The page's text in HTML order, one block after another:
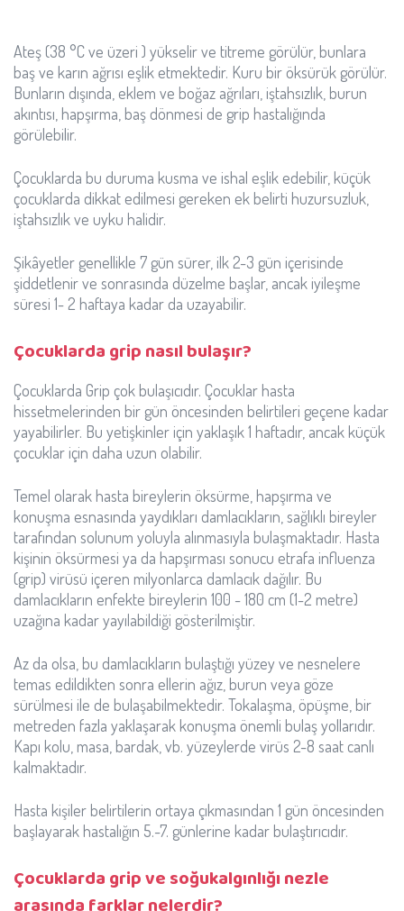
Ateş (38 °C ve üzeri ) yükselir ve titreme görülür, bunlara
baş ve karın ağrısı eşlik etmektedir. Kuru bir öksürük görülür.
Bunların dışında, eklem ve boğaz ağrıları, iştahsızlık, burun
akıntısı, hapşırma, baş dönmesi de grip hastalığında
görülebilir.
Çocuklarda bu duruma kusma ve ishal eşlik edebilir, küçük
çocuklarda dikkat edilmesi gereken ek belirti huzursuzluk,
iştahsızlık ve uyku halidir.
Şikâyetler genellikle 7 gün sürer, ilk 2-3 gün içerisinde
şiddetlenir ve sonrasında düzelme başlar, ancak iyileşme
süresi 1- 2 haftaya kadar da uzayabilir.
Çocuklarda grip nasıl bulaşır?
Çocuklarda Grip çok bulaşıcıdır. Çocuklar hasta
hissetmelerinden bir gün öncesinden belirtileri geçene kadar
yayabilirler. Bu yetişkinler için yaklaşık 1 haftadır, ancak küçük
çocuklar için daha uzun olabilir.
Temel olarak hasta bireylerin öksürme, hapşırma ve
konuşma esnasında yaydıkları damlacıkların, sağlıklı bireyler
tarafından solunum yoluyla alınmasıyla bulaşmaktadır. Hasta
kişinin öksürmesi ya da hapşırması sonucu etrafa influenza
(grip) virüsü içeren milyonlarca damlacık dağılır. Bu
damlacıkların enfekte bireylerin 100 - 180 cm (1-2 metre)
uzağına kadar yayılabildiği gösterilmiştir.
Az da olsa, bu damlacıkların bulaştığı yüzey ve nesnelere
temas edildikten sonra ellerin ağız, burun veya göze
sürülmesi ile de bulaşabilmektedir. Tokalaşma, öpüşme, bir
metreden fazla yaklaşarak konuşma önemli bulaş yollarıdır.
Kapı kolu, masa, bardak, vb. yüzeylerde virüs 2-8 saat canlı
kalmaktadır.
Hasta kişiler belirtilerin ortaya çıkmasından 1 gün öncesinden
başlayarak hastalığın 5.-7. günlerine kadar bulaştırıcıdır.
Çocuklarda grip ve soğukalgınlığı nezle
arasında farklar nelerdir?